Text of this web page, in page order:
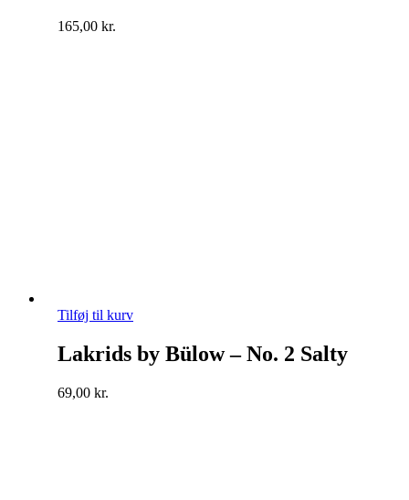
165,00 kr.
Tilføj til kurv
Lakrids by Bülow – No. 2 Salty
69,00 kr.